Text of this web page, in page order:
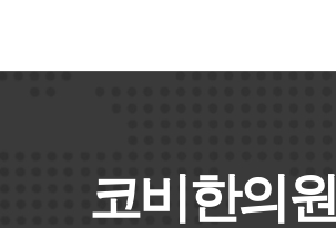
코비한의원